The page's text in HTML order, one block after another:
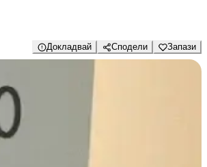
Докладвай Сподели Запази